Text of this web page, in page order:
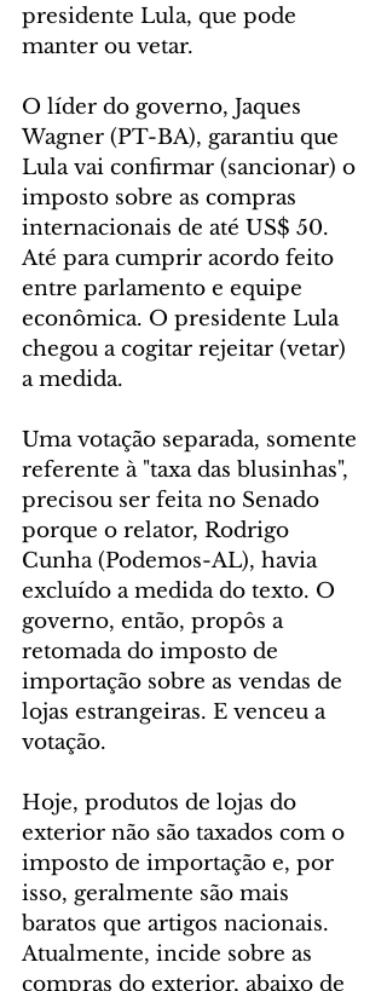
presidente Lula, que pode
manter ou vetar.
O líder do governo, Jaques
Wagner (PT-BA), garantiu que
Lula vai confirmar (sancionar) o
imposto sobre as compras
internacionais de até US$ 50.
Até para cumprir acordo feito
entre parlamento e equipe
econômica. O presidente Lula
chegou a cogitar rejeitar (vetar)
a medida.
Uma votação separada, somente
referente à "taxa das blusinhas",
precisou ser feita no Senado
porque o relator, Rodrigo
Cunha (Podemos-AL), havia
excluído a medida do texto. O
governo, então, propôs a
retomada do imposto de
importação sobre as vendas de
lojas estrangeiras. E venceu a
votação.
Hoje, produtos de lojas do
exterior não são taxados com o
imposto de importação e, por
isso, geralmente são mais
baratos que artigos nacionais.
Atualmente, incide sobre as
compras do exterior, abaixo de